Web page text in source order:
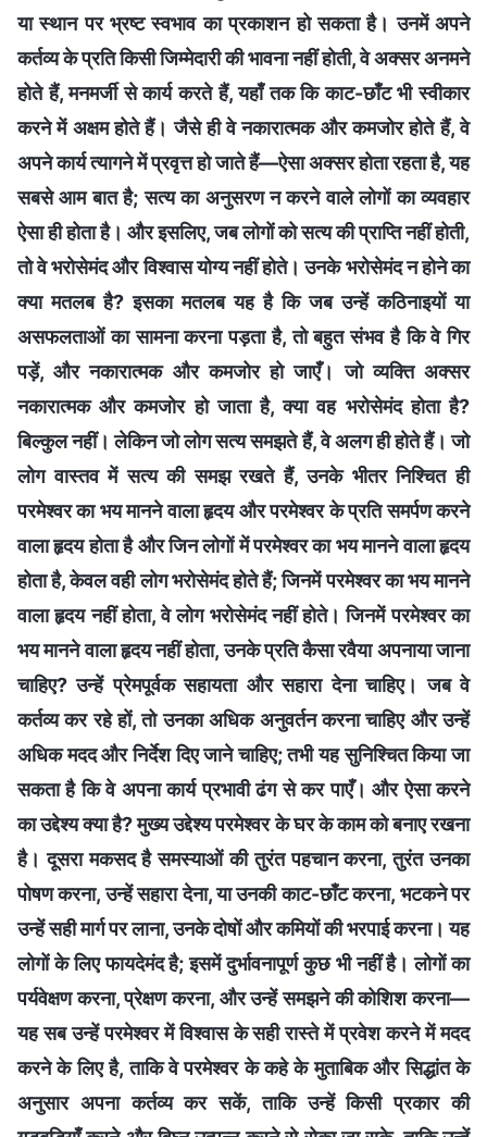
या स्थान पर भ्रष्ट स्वभाव का प्रकाशन हो सकता है। उनमें अपने
कर्तव्य के प्रति किसी जिम्मेदारी की भावना नहीं होती, वे अक्सर अनमने
होते हैं, मनमर्जी से कार्य करते हैं, यहाँ तक कि काट-छाँट भी स्वीकार
करने में अक्षम होते हैं। जैसे ही वे नकारात्मक और कमजोर होते हैं, वे
अपने कार्य त्यागने में प्रवृत्त हो जाते हैं—ऐसा अक्सर होता रहता है, यह
सबसे आम बात है; सत्य का अनुसरण न करने वाले लोगों का व्यवहार
ऐसा ही होता है। और इसलिए, जब लोगों को सत्य की प्राप्ति नहीं होती,
तो वे भरोसेमंद और विश्वास योग्य नहीं होते। उनके भरोसेमंद न होने का
क्या मतलब है? इसका मतलब यह है कि जब उन्हें कठिनाइयों या
असफलताओं का सामना करना पड़ता है, तो बहुत संभव है कि वे गिर
पड़ें, और नकारात्मक और कमजोर हो जाएँ। जो व्यक्ति अक्सर
नकारात्मक और कमजोर हो जाता है, क्या वह भरोसेमंद होता है?
बिल्कुल नहीं। लेकिन जो लोग सत्य समझते हैं, वे अलग ही होते हैं। जो
लोग वास्तव में सत्य की समझ रखते हैं, उनके भीतर निश्चित ही
परमेश्वर का भय मानने वाला हृदय और परमेश्वर के प्रति समर्पण करने
वाला हृदय होता है और जिन लोगों में परमेश्वर का भय मानने वाला हृदय
होता है, केवल वही लोग भरोसेमंद होते हैं; जिनमें परमेश्वर का भय मानने
वाला हृदय नहीं होता, वे लोग भरोसेमंद नहीं होते। जिनमें परमेश्वर का
भय मानने वाला हृदय नहीं होता, उनके प्रति कैसा रवैया अपनाया जाना
चाहिए? उन्हें प्रेमपूर्वक सहायता और सहारा देना चाहिए। जब वे
कर्तव्य कर रहे हों, तो उनका अधिक अनुवर्तन करना चाहिए और उन्हें
अधिक मदद और निर्देश दिए जाने चाहिए; तभी यह सुनिश्चित किया जा
सकता है कि वे अपना कार्य प्रभावी ढंग से कर पाएँ। और ऐसा करने
का उद्देश्य क्या है? मुख्य उद्देश्य परमेश्वर के घर के काम को बनाए रखना
है। दूसरा मकसद है समस्याओं की तुरंत पहचान करना, तुरंत उनका
पोषण करना, उन्हें सहारा देना, या उनकी काट-छाँट करना, भटकने पर
उन्हें सही मार्ग पर लाना, उनके दोषों और कमियों की भरपाई करना। यह
लोगों के लिए फायदेमंद है; इसमें दुर्भावनापूर्ण कुछ भी नहीं है। लोगों का
पर्यवेक्षण करना, प्रेक्षण करना, और उन्हें समझने की कोशिश करना—
यह सब उन्हें परमेश्वर में विश्वास के सही रास्ते में प्रवेश करने में मदद
करने के लिए है, ताकि वे परमेश्वर के कहे के मुताबिक और सिद्धांत के
अनुसार अपना कर्तव्य कर सकें, ताकि उन्हें किसी प्रकार की